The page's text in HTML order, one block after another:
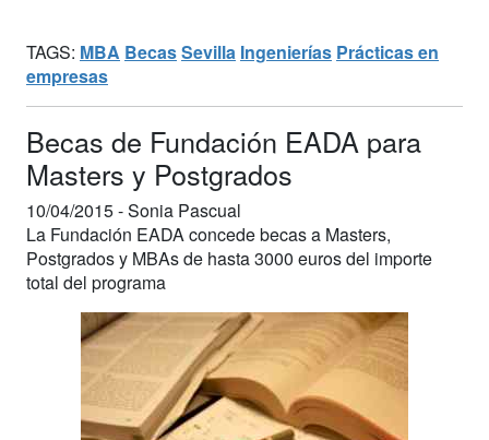
TAGS: MBA BecasSevilla Ingenierías Prácticas en
empresas
Becas de Fundación EADA para
Masters y Postgrados
10/04/2015 -Sonia Pascual
La Fundación EADA concede becas a Masters,
Postgrados y MBAs de hasta 3000 euros del importe
total del programa